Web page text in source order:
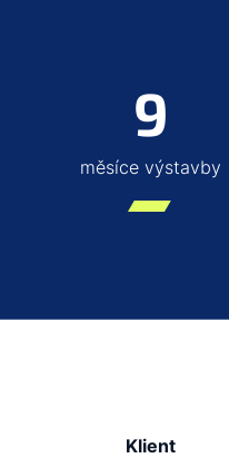
9
měsíce výstavby
Klient